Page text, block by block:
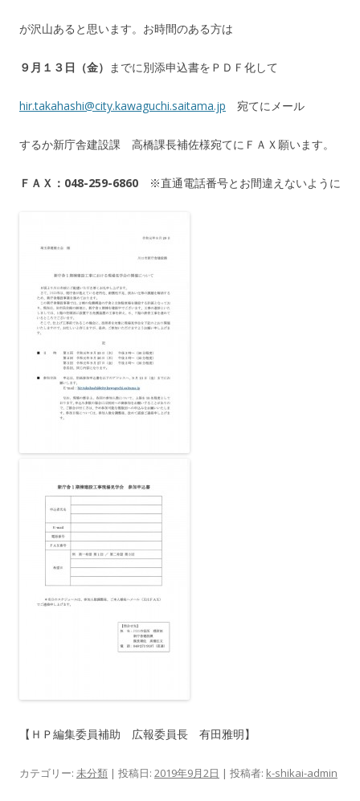
が沢山あると思います。お時間のある方は
９月１３日（金） までに別添申込書をＰＤＦ化して
hir.takahashi@city.kawaguchi.saitama.jp 宛てにメール
するか新庁舎建設課 高橋課長補佐様宛てにＦＡＸ願います。
ＦＡＸ：048-259-6860 ※直通電話番号とお間違えないように
【ＨＰ編集委員補助 広報委員長 有田雅明】
カテゴリー: 未分類 | 投稿日: 2019年9月2日 | 投稿者: k-shikai-admin